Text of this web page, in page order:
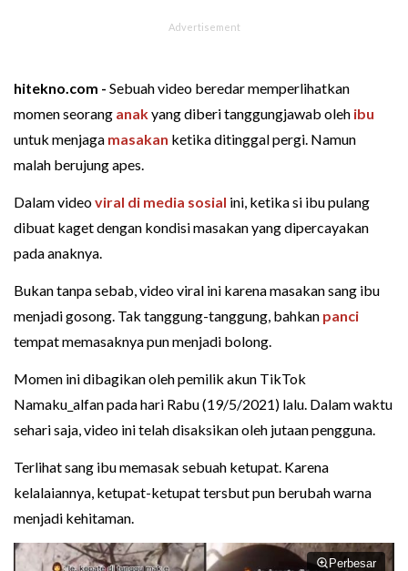
hitekno.com - Sebuah video beredar memperlihatkan
momen seorang anakyang diberi tanggungjawab oleh ibu
untuk menjaga masakan ketika ditinggal pergi. Namun
malah berujung apes.
Dalam videoviral di media sosial ini, ketika si ibu pulang
dibuat kaget dengan kondisi masakan yang dipercayakan
pada anaknya.
Bukan tanpa sebab, video viral ini karena masakan sang ibu
menjadi gosong. Tak tanggung-tanggung, bahkan panci
tempat memasaknya pun menjadi bolong.
Momen ini dibagikan oleh pemilik akun TikTok
Namaku_alfan pada hari Rabu (19/5/2021) lalu. Dalam waktu
sehari saja, video ini telah disaksikan oleh jutaan pengguna.
Terlihat sang ibu memasak sebuah ketupat. Karena
kelalaiannya, ketupat-ketupat tersbut pun berubah warna
menjadi kehitaman.
Perbesar